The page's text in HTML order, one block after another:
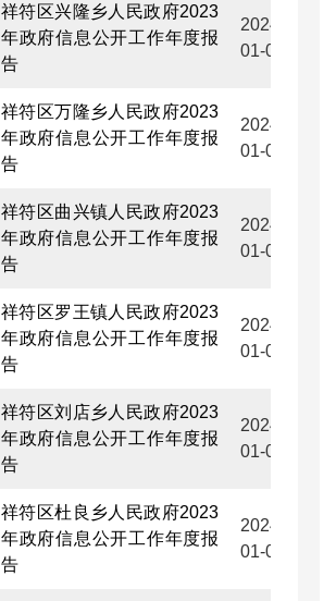
祥符区兴隆乡人民政府2023
年政府信息公开工作年度报
告
2024-
01-05
祥符区万隆乡人民政府2023
年政府信息公开工作年度报
告
2024-
01-05
祥符区曲兴镇人民政府2023
年政府信息公开工作年度报
告
2024-
01-05
祥符区罗王镇人民政府2023
年政府信息公开工作年度报
告
2024-
01-05
祥符区刘店乡人民政府2023
年政府信息公开工作年度报
告
2024-
01-05
祥符区杜良乡人民政府2023
年政府信息公开工作年度报
告
2024-
01-05